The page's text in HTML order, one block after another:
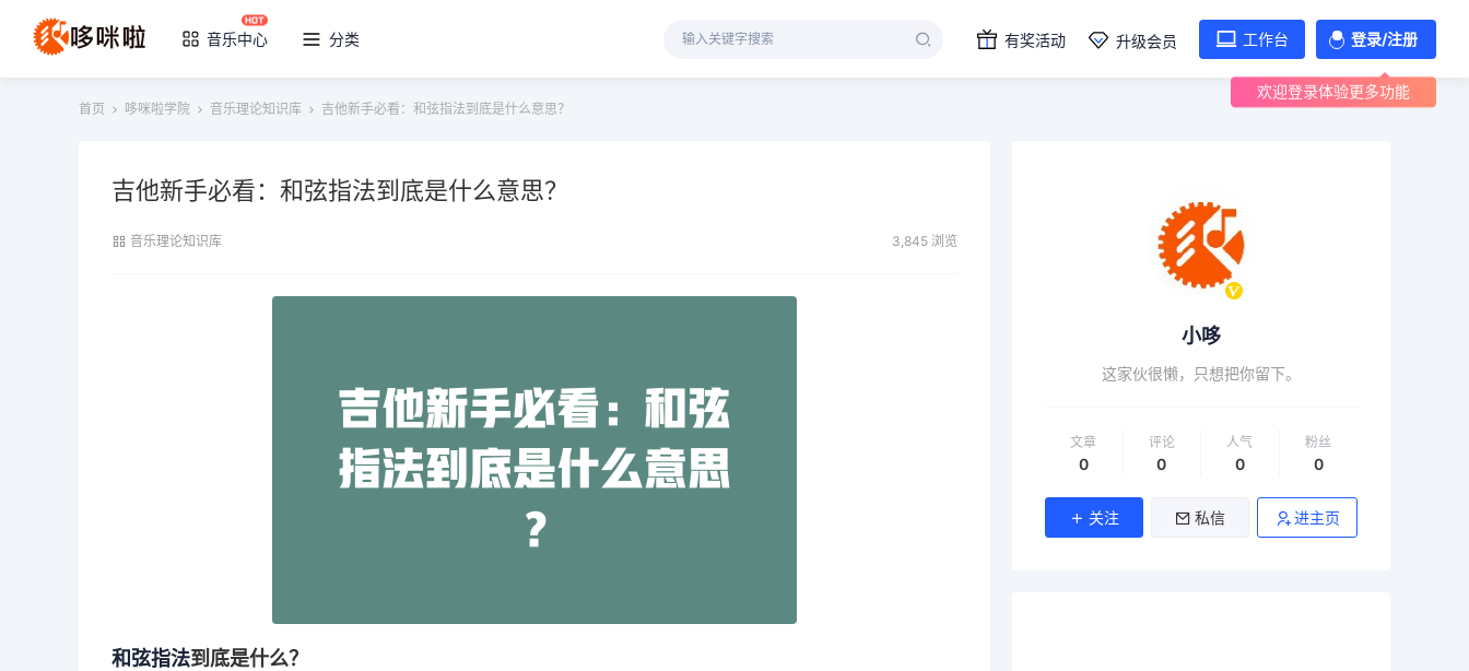
音乐中心 分类 有奖活动 升级会员 工作台 登录/注册
欢迎登录体验更多功能
首页 哆咪啦学院 音乐理论知识库 吉他新手必看：和弦指法到底是什么意思？
吉他新手必看：和弦指法到底是什么意思？
音乐理论知识库 3,845 浏览
和弦指法到底是什么？
小哆
这家伙很懒，只想把你留下。
文章
0
评论
0
人气
0
粉丝
0
关注 私信 进主页